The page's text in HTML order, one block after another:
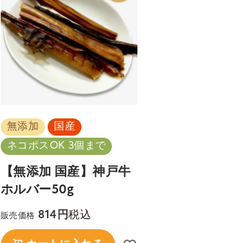
無添加
国産
ネコポスOK 3個まで
【無添加 国産】神戸牛
ホルバー50g
販売価格 814 税込